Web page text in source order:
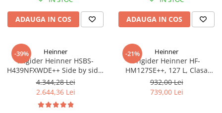
ADAUGA IN COS ADAUGA IN COS
-39% Heinner
Frigider Heinner HSBS-
H439NFXWDE++ Side by side,
433 l, No Frost, Dozator de
apa, Functie smart, Functie
congelare si racire rapida,
Clasa E, H 176.5 cm, inox
4.344,28 Lei
2.644,36 Lei
-21% Heinner
Frigider Heinner HF-
HM127SE++, 127 L, Clasa
energetică E, Dezghețare
automată, Control mecanic cu
termostat ajustabil, Ușă
932,00 Lei
739,00 Lei